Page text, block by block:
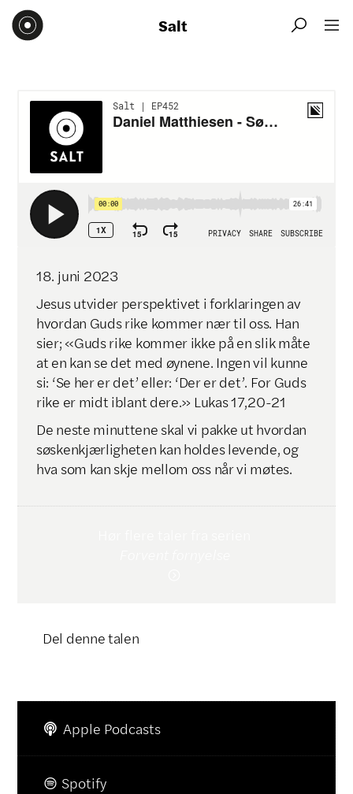
Salt  
18. juni 2023
Jesus utvider perspektivet i forklaringen av
hvordan Guds rike kommer nær til oss. Han
sier; «Guds rike kommer ikke på en slik måte
at en kan se det med øynene. Ingen vil kunne
si: ‘Se her er det’ eller: ‘Der er det’. For Guds
rike er midt iblant dere.» Lukas 17,20-21
De neste minuttene skal vi pakke ut hvordan
søskenkjærligheten kan holdes levende, og
hva som kan skje mellom oss når vi møtes.
Del denne talen
 Apple Podcasts
 Spotify